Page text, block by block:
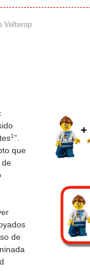
Velterop
1”.
que
de
de